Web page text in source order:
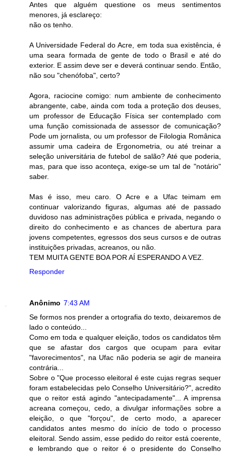
Antes que alguém questione os meus sentimentos
menores, já esclareço:
não os tenho.
A Universidade Federal do Acre, em toda sua existência, é
uma seara formada de gente de todo o Brasil e até do
exterior. E assim deve ser e deverá continuar sendo. Então,
não sou "chenófoba", certo?
Agora, raciocine comigo: num ambiente de conhecimento
abrangente, cabe, ainda com toda a proteção dos deuses,
um professor de Educação Física ser contemplado com
uma função comissionada de assessor de comunicação?
Pode um jornalista, ou um professor de Filologia Românica
assumir uma cadeira de Ergonometria, ou até treinar a
seleção universitária de futebol de salão? Até que poderia,
mas, para que isso aconteça, exige-se um tal de "notário"
saber.
Mas é isso, meu caro. O Acre e a Ufac teimam em
continuar valorizando figuras, algumas até de passado
duvidoso nas administrações pública e privada, negando o
direito do conhecimento e as chances de abertura para
jovens competentes, egressos dos seus cursos e de outras
instituições privadas, acreanos, ou não.
TEM MUITA GENTE BOA POR AÍ ESPERANDO A VEZ.
Responder
Anônimo 7:43 AM
Se formos nos prender a ortografia do texto, deixaremos de
lado o conteúdo...
Como em toda e qualquer eleição, todos os candidatos têm
que se afastar dos cargos que ocupam para evitar
"favorecimentos", na Ufac não poderia se agir de maneira
contrária...
Sobre o "Que processo eleitoral é este cujas regras sequer
foram estabelecidas pelo Conselho Universitário?", acredito
que o reitor está agindo "antecipadamente"... A imprensa
acreana começou, cedo, a divulgar informações sobre a
eleição, o que "forçou", de certo modo, a aparecer
candidatos antes mesmo do início de todo o processo
eleitoral. Sendo assim, esse pedido do reitor está coerente,
e lembrando que o reitor é o presidente do Conselho